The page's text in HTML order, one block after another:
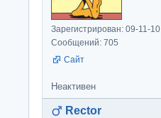
Зарегистрирован: 09-11-10
Сообщений: 705
Сайт
Неактивен
Rector